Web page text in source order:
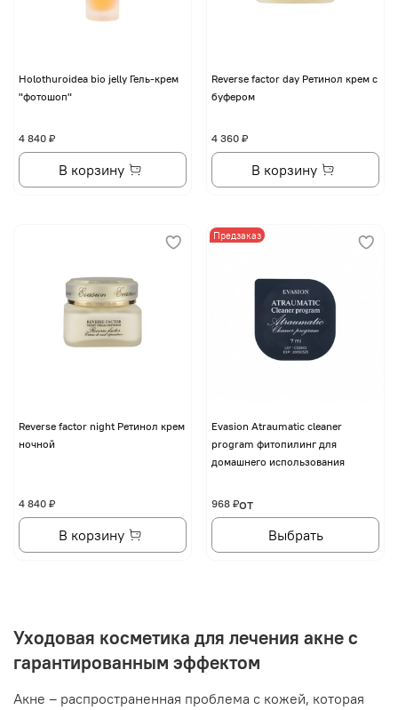
Holothuroidea bio jelly Гель-крем
"фотошоп"
4 840 ₽
В корзину
Reverse factor day Ретинол крем с
буфером
4 360 ₽
В корзину
Reverse factor night Ретинол крем
ночной
4 840 ₽
В корзину
Предзаказ
Evasion Atraumatic cleaner
program фитопилинг для
домашнего использования
от
968 ₽
Выбрать
Уходовая косметика для лечения акне с
гарантированным эффектом
Акне – распространенная проблема с кожей, которая